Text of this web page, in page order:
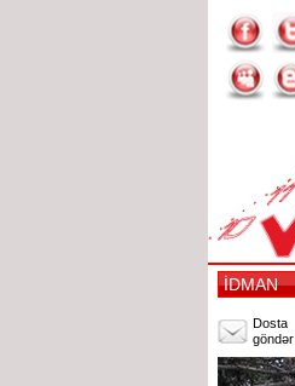
İDMAN
Dosta
göndər